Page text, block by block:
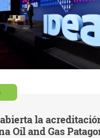
la
Oil and Gas